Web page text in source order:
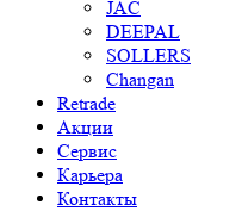
JAC
DEEPAL
SOLLERS
Changan
Retrade
Акции
Сервис
Карьера
Контакты